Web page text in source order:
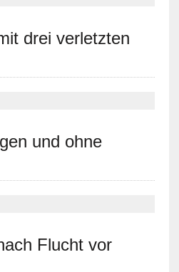
drei verletzten
und ohne
Flucht vor